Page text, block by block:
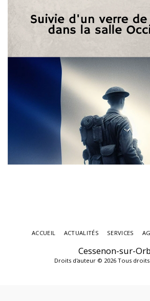
Cessenon-sur-Orb
Droits d'auteur © 2026 Tous
ACCUEIL ACTUALITÉS SERVICES